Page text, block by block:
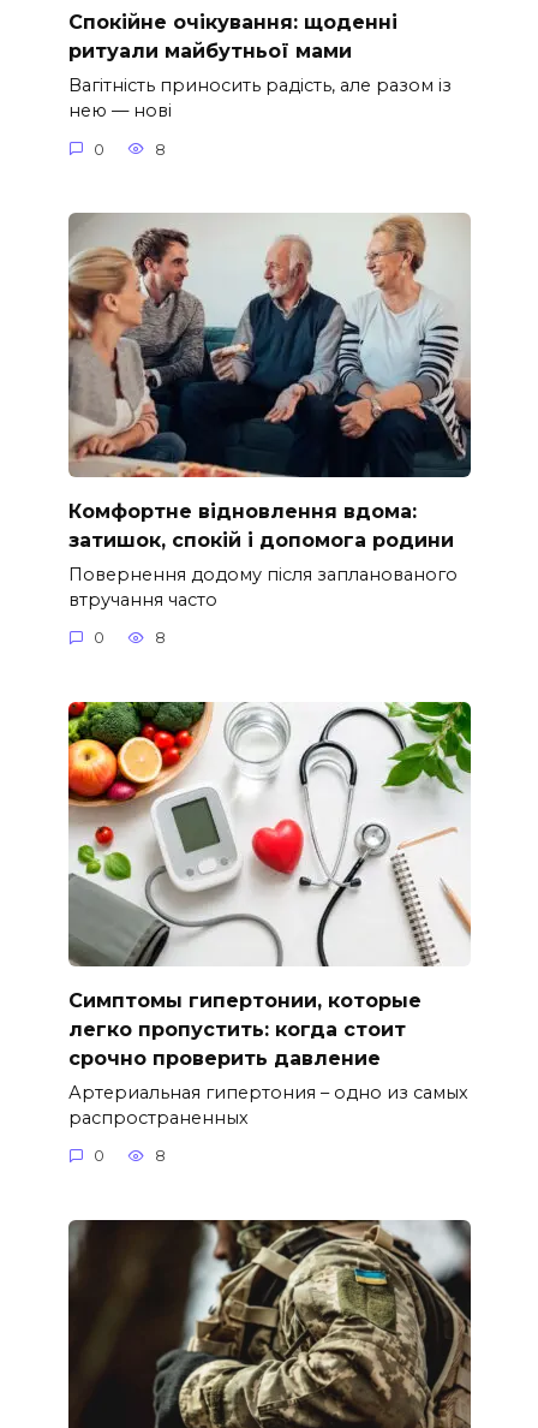
Спокійне очікування: щоденні
ритуали майбутньої мами
Вагітність приносить радість, але разом із
нею — нові
0 8
Комфортне відновлення вдома:
затишок, спокій і допомога родини
Повернення додому після запланованого
втручання часто
0 8
Симптомы гипертонии, которые
легко пропустить: когда стоит
срочно проверить давление
Артериальная гипертония – одно из самых
распространенных
0 8